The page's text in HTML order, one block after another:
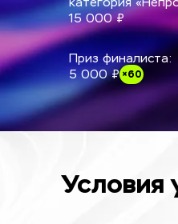
категория
15 000 ₽
Приз финалиста:
5 000 ₽ ×60
Условия